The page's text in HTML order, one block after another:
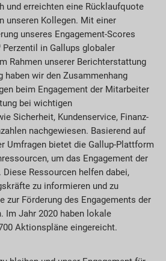
und erreichten eine Rücklaufquote
unseren Kollegen. Mit einer
unseres Engagement-Scores
Perzentil in Gallups globaler
Rahmen unserer Berichterstattung
haben wir den Zusammenhang
beim Engagement der Mitarbeiter
bei wichtigen
Sicherheit, Kundenservice, Finanz-
nachgewiesen. Basierend auf
Umfragen bietet die Gallup-Plattform
um das Engagement der
Ressourcen helfen dabei,
zu informieren und zu
zur Förderung des Engagements der
Im Jahr 2020 haben lokale
Aktionspläne eingereicht.